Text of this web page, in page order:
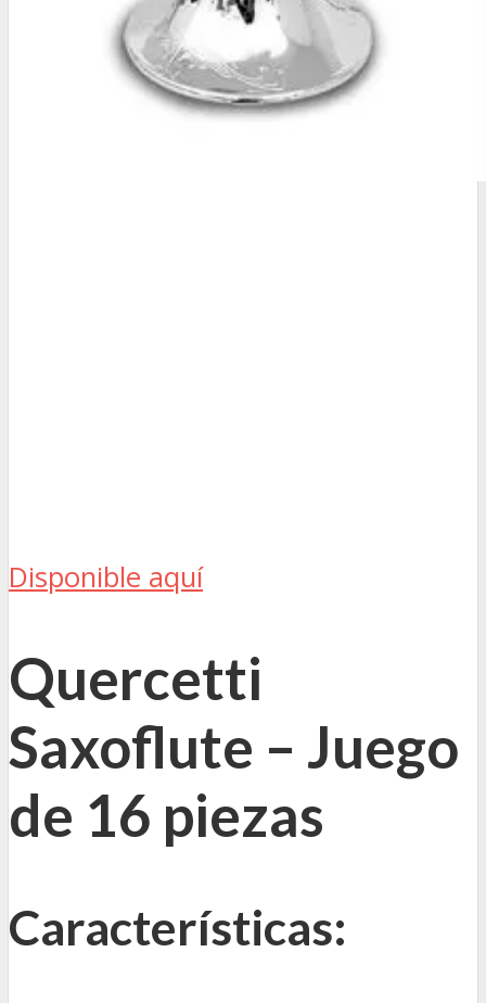
Disponible aquí
Quercetti
Saxoflute – Juego
de 16 piezas
Características: